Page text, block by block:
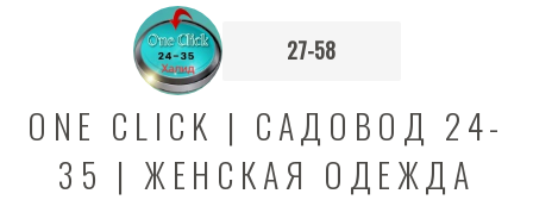
27-58
ONE CLICK | САДОВОД 24-
35 | ЖЕНСКАЯ ОДЕЖДА